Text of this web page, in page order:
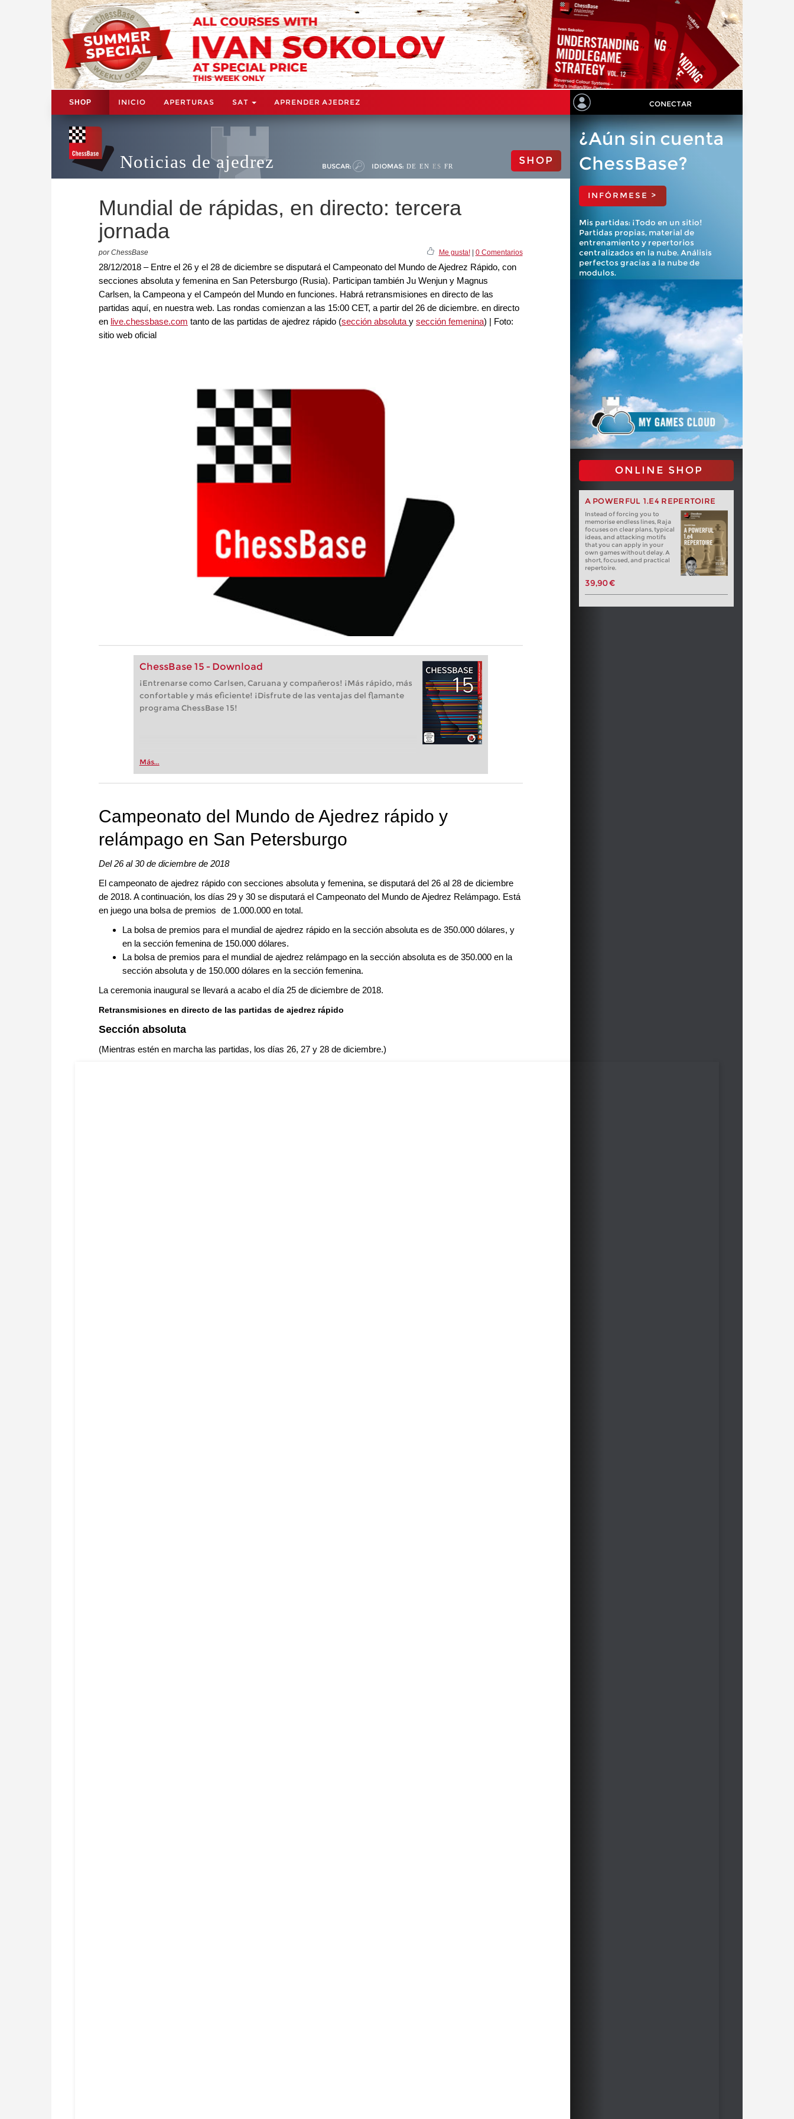
SHOP INICIO APERTURAS SAT APRENDER AJEDREZ CONECTAR
Noticias de ajedrez BUSCAR: IDIOMAS: DE EN ES FR SHOP
Mundial de rápidas, en directo: tercera
jornada
por ChessBase Me gusta!| 0 Comentarios
28/12/2018 – Entre el 26 y el 28 de diciembre se disputará el Campeonato del Mundo de Ajedrez Rápido, con
secciones absoluta y femenina en San Petersburgo (Rusia). Participan también Ju Wenjun y Magnus
Carlsen, la Campeona y el Campeón del Mundo en funciones. Habrá retransmisiones en directo de las
partidas aquí, en nuestra web. Las rondas comienzan a las 15:00 CET, a partir del 26 de diciembre. en directo
en live.chessbase.com tanto de las partidas de ajedrez rápido (sección absoluta y sección femenina) | Foto:
sitio web oficial
ChessBase 15 - Download
¡Entrenarse como Carlsen, Caruana y compañeros! ¡Más rápido, más
confortable y más eficiente! ¡Disfrute de las ventajas del flamante
programa ChessBase 15!
Más...
¿Aún sin cuenta
ChessBase?
INFÓRMESE >
Mis partidas: ¡Todo en un sitio!
Partidas propias, material de
entrenamiento y repertorios
centralizados en la nube. Análisis
perfectos gracias a la nube de
modulos.
ONLINE SHOP
A POWERFUL 1.E4 REPERTOIRE
Instead of forcing you to
memorise endless lines, Raja
focuses on clear plans, typical
ideas, and attacking motifs
that you can apply in your
own games without delay. A
short, focused, and practical
repertoire.
39,90 €
Campeonato del Mundo de Ajedrez rápido y
relámpago en San Petersburgo
Del 26 al 30 de diciembre de 2018
El campeonato de ajedrez rápido con secciones absoluta y femenina, se disputará del 26 al 28 de diciembre
de 2018. A continuación, los días 29 y 30 se disputará el Campeonato del Mundo de Ajedrez Relámpago. Está
en juego una bolsa de premios de 1.000.000 en total.
La bolsa de premios para el mundial de ajedrez rápido en la sección absoluta es de 350.000 dólares, y
en la sección femenina de 150.000 dólares.
La bolsa de premios para el mundial de ajedrez relámpago en la sección absoluta es de 350.000 en la
sección absoluta y de 150.000 dólares en la sección femenina.
La ceremonia inaugural se llevará a acabo el día 25 de diciembre de 2018.
Retransmisiones en directo de las partidas de ajedrez rápido
Sección absoluta
(Mientras estén en marcha las partidas, los días 26, 27 y 28 de diciembre.)